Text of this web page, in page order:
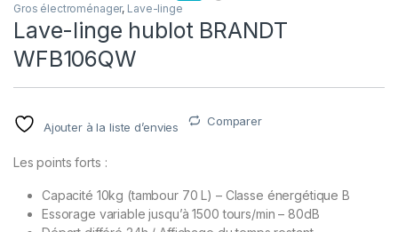
Gros électroménager, Lave-linge
Lave-linge hublot BRANDT
WFB106QW
Ajouter à la liste d’envies Comparer
Les points forts :
Capacité 10kg (tambour 70 L) – Classe énergétique B
Essorage variable jusqu’à 1500 tours/min – 80dB